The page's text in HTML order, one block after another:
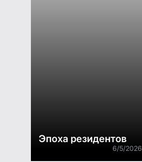
Эпоха резидентов
6/5/2026